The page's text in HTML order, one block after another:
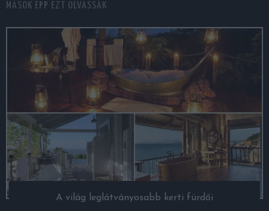
MÁSOK ÉPP EZT OLVASSÁK
A világ leglátványosabb kerti fürdői